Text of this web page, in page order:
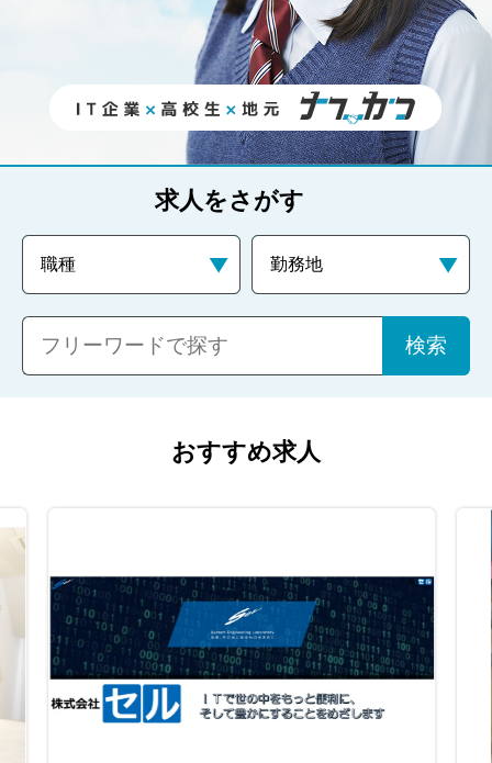
求人をさがす
おすすめ求人